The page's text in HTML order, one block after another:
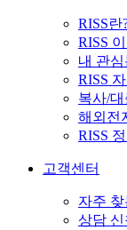
RISS란
RISS
내 관
RISS
복사/
해외전
RISS
고객센터
자주
상담 신